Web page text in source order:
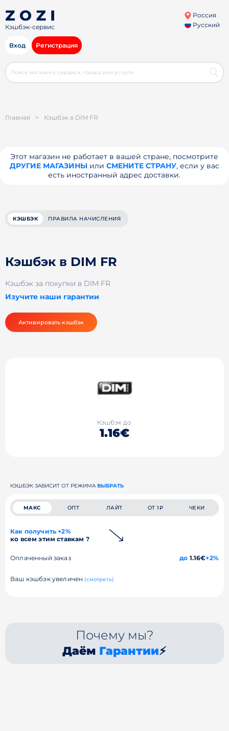
Кэшбэк-сервис
Россия
Русский
Вход Регистрация
Главная > Кэшбэк в DIM FR
Этот магазин не работает в вашей стране, посмотрите
ДРУГИЕ МАГАЗИНЫили СМЕНИТЕ СТРАНУ, если у вас
есть иностранный адрес доставки.
КЭШБЭК ПРАВИЛА НАЧИСЛЕНИЯ
Кэшбэк в DIM FR
Кэшбэк за покупки в DIM FR
Изучите наши гарантии
Активировать кэшбэк
Кэшбэк до
1.16€
КЭШБЭК ЗАВИСИТ ОТ РЕЖИМА ВЫБРАТЬ
МАКС ОПТ ЛАЙТ ОТ 1₽ ЧЕКИ
Как получить +2%
ко всем этим ставкам ?
Оплаченный заказ до 1.16€+2%
Ваш кэшбэк увеличен (смотреть)
Почему мы?
Даём Гарантии⚡